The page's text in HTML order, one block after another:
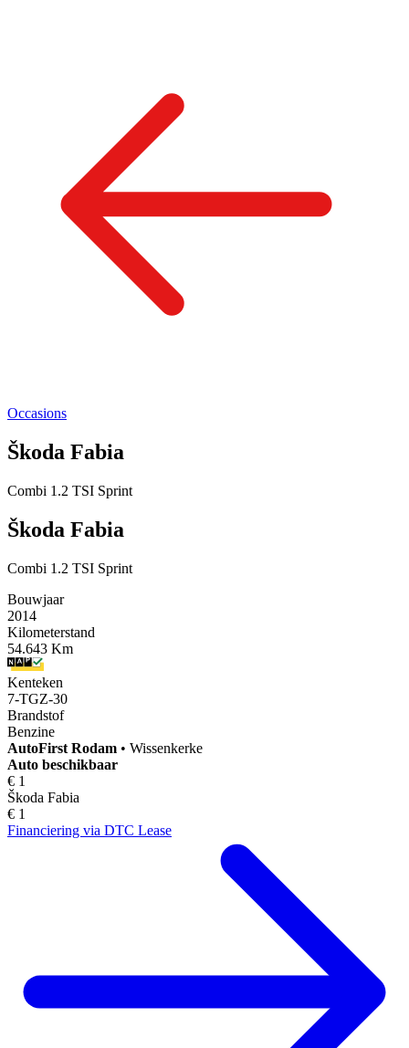
Occasions
Škoda Fabia
Combi 1.2 TSI Sprint
Škoda Fabia
Combi 1.2 TSI Sprint
Bouwjaar
2014
Kilometerstand
54.643 Km
Kenteken
7-TGZ-30
Brandstof
Benzine
AutoFirst Rodam • Wissenkerke
Auto beschikbaar
€ 1
Škoda Fabia
€ 1
Financiering via DTC Lease